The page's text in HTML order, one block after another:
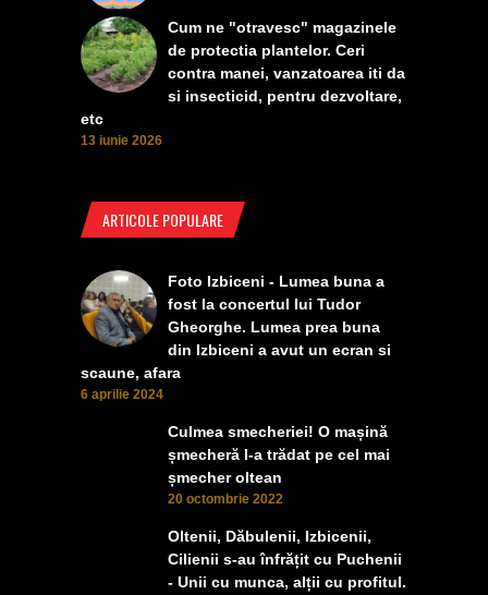
Cum ne "otravesc" magazinele
de protectia plantelor. Ceri
contra manei, vanzatoarea iti da
si insecticid, pentru dezvoltare,
etc
13 iunie 2026
ARTICOLE POPULARE
Foto Izbiceni - Lumea buna a
fost la concertul lui Tudor
Gheorghe. Lumea prea buna
din Izbiceni a avut un ecran si
scaune, afara
6 aprilie 2024
Culmea smecheriei! O mașină
șmecheră l-a trădat pe cel mai
șmecher oltean
20 octombrie 2022
Oltenii, Dăbulenii, Izbicenii,
Cilienii s-au înfrățit cu Puchenii
- Unii cu munca, alții cu profitul.